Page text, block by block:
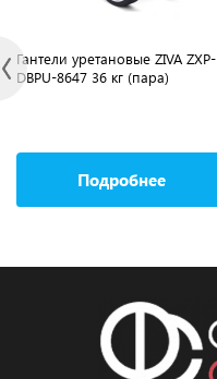
Гантели уретановые ZIVA ZXP-
DBPU-8647 36 кг (пара)
Подробнее